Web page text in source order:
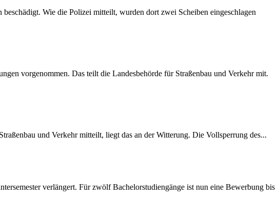
Wie die Polizei mitteilt, wurden dort zwei Scheiben eingeschlagen
vorgenommen. Das teilt die Landesbehörde für Straßenbau und Verkehr mit.
und Verkehr mitteilt, liegt das an der Witterung. Die Vollsperrung des...
verlängert. Für zwölf Bachelorstudiengänge ist nun eine Bewerbung bis